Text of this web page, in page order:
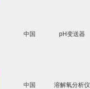
中国 pH变送器
中国 溶解氧分析仪